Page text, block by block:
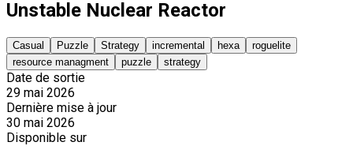
Unstable Nuclear Reactor
Casual Puzzle Strategy incremental hexa
roguelite
resource managment
puzzle strategy
Date de sortie
29 mai 2026
Dernière mise à jour
30 mai 2026
Disponible sur